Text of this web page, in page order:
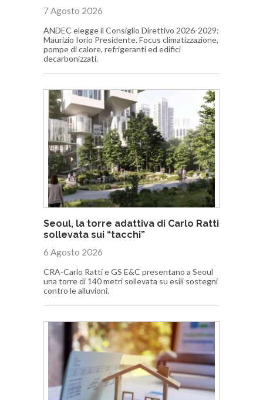
7 Agosto 2026
ANDEC elegge il Consiglio Direttivo 2026-2029:
Maurizio Iorio Presidente. Focus climatizzazione,
pompe di calore, refrigeranti ed edifici
decarbonizzati.
Seoul, la torre adattiva di Carlo Ratti
sollevata sui “tacchi”
6 Agosto 2026
CRA-Carlo Ratti e GS E&C presentano a Seoul
una torre di 140 metri sollevata su esili sostegni
contro le alluvioni.